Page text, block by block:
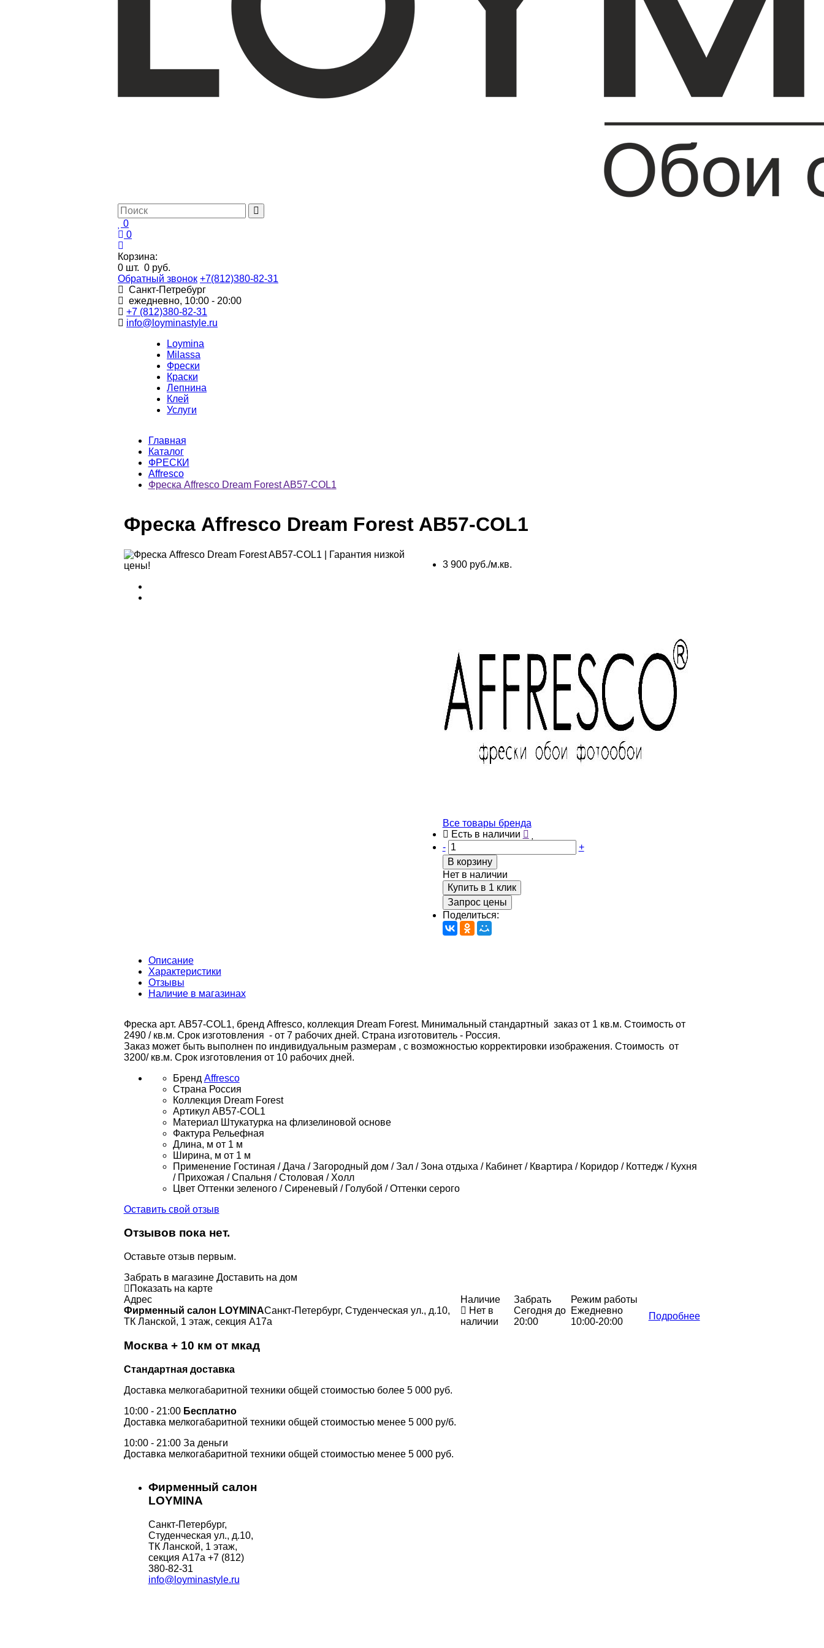
0
0
Корзина:
0 шт. 0 руб.
Обратный звонок +7(812)380-82-31
Санкт-Петребург
ежедневно, 10:00 - 20:00
+7 (812)380-82-31
info@loyminastyle.ru
Loymina
Milassa
Фрески
Краски
Лепнина
Клей
Услуги
Главная
Каталог
ФРЕСКИ
Affresco
Фреска Affresco Dream Forest AB57-COL1
Фреска Affresco Dream Forest AB57-COL1
3 900 руб./м.кв.
Все товары бренда
Есть в наличии
-
+
В корзину
Нет в наличии
Купить в 1 клик
Запрос цены
Поделиться:
Описание
Характеристики
Отзывы
Наличие в магазинах
Фреска арт. AB57-COL1, бренд Affresco, коллекция Dream Forest. Минимальный стандартный заказ от 1 кв.м. Стоимость от
2490 / кв.м. Срок изготовления - от 7 рабочих дней. Страна изготовитель - Россия.
Заказ может быть выполнен по индивидуальным размерам , с возможностью корректировки изображения. Стоимость от
3200/ кв.м. Срок изготовления от 10 рабочих дней.
Бренд Affresco
Страна Россия
Коллекция Dream Forest
Артикул AB57-COL1
Материал Штукатурка на флизелиновой основе
Фактура Рельефная
Длина, м от 1 м
Ширина, м от 1 м
Применение Гостиная / Дача / Загородный дом / Зал / Зона отдыха / Кабинет / Квартира / Коридор / Коттедж / Кухня
/ Прихожая / Спальня / Столовая / Холл
Цвет Оттенки зеленого / Сиреневый / Голубой / Оттенки серого
Оставить свой отзыв
Отзывов пока нет.
Оставьте отзыв первым.
Забрать в магазине Доставить на дом
Показать на карте
Адрес
Наличие Забрать
Режим работы
Фирменный салон LOYMINAСанкт-Петербург, Студенческая ул., д.10,
ТК Ланской, 1 этаж, секция А17а
Нет в
наличии
Сегодня до
20:00
Ежедневно
10:00-20:00
Подробнее
Москва + 10 км от мкад
Стандартная доставка
Доставка мелкогабаритной техники общей стоимостью более 5 000 руб.
10:00 - 21:00 Бесплатно
Доставка мелкогабаритной техники общей стоимостью менее 5 000 ру/б.
10:00 - 21:00 За деньги
Доставка мелкогабаритной техники общей стоимостью менее 5 000 руб.
Фирменный салон
LOYMINA
Санкт-Петербург,
Студенческая ул., д.10,
ТК Ланской, 1 этаж,
секция А17а +7 (812)
380-82-31
info@loyminastyle.ru